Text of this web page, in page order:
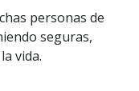
personas de
seguras,
vida.